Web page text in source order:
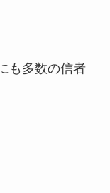
も多数の信者